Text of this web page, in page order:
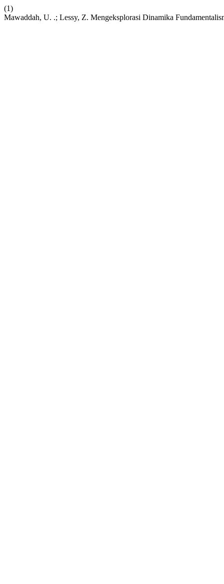
(1)
Mawaddah, U. .; Lessy, Z. Mengeksplorasi Dinamika